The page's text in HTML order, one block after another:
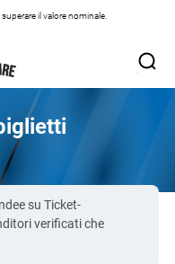
il valore nominale.
su Ticket-
verificati che